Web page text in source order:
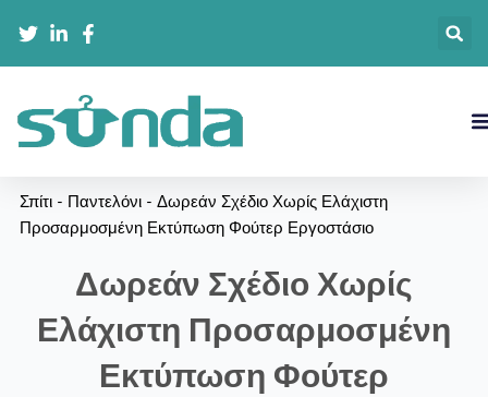
στο
περιεχόμενο
Σπίτι- Παντελόνι- Δωρεάν Σχέδιο Χωρίς Ελάχιστη
Προσαρμοσμένη Εκτύπωση Φούτερ Εργοστάσιο
Δωρεάν Σχέδιο Χωρίς
Ελάχιστη Προσαρμοσμένη
Εκτύπωση Φούτερ